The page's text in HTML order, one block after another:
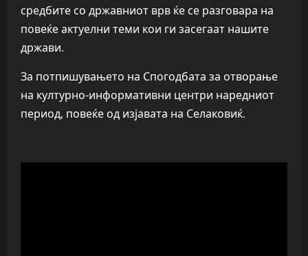
средбите со државниот врв ќе се разговара на
повеќе актуелни теми кои ги засегаат нашите
држави.
За потпишувањето на Спогодбата за отворање
на културно-информативни центри наредниот
период, повеќе од изјавата на Селаковиќ.